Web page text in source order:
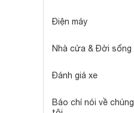
Điện máy
Nhà cửa & Đời sống
Đánh giá xe
Báo chí nói về chúng